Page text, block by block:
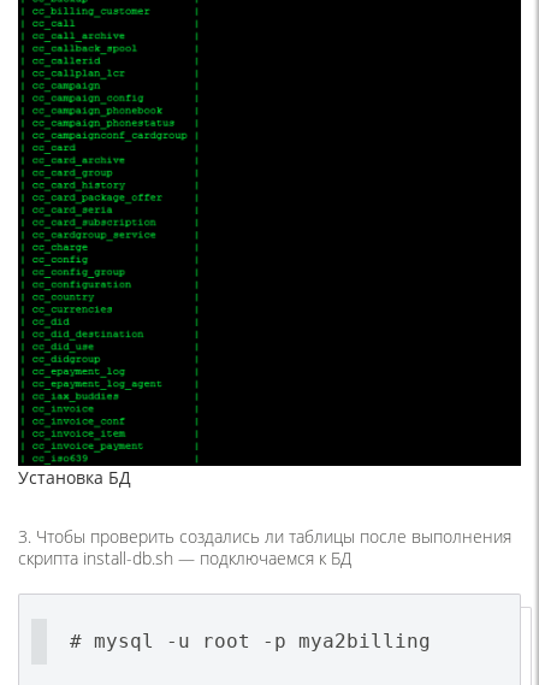
Установка БД
3. Чтобы проверить создались ли таблицы после выполнения
скрипта install-db.sh — подключаемся к БД
# mysql -u root -p mya2billing